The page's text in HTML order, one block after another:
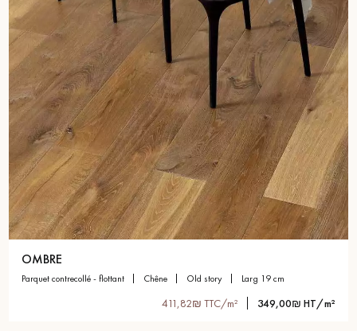
OMBRE
parquet contrecollé - flottant chêne old story larg 19 cm
411,82₪ TTC/m² 349,00₪ HT/m²